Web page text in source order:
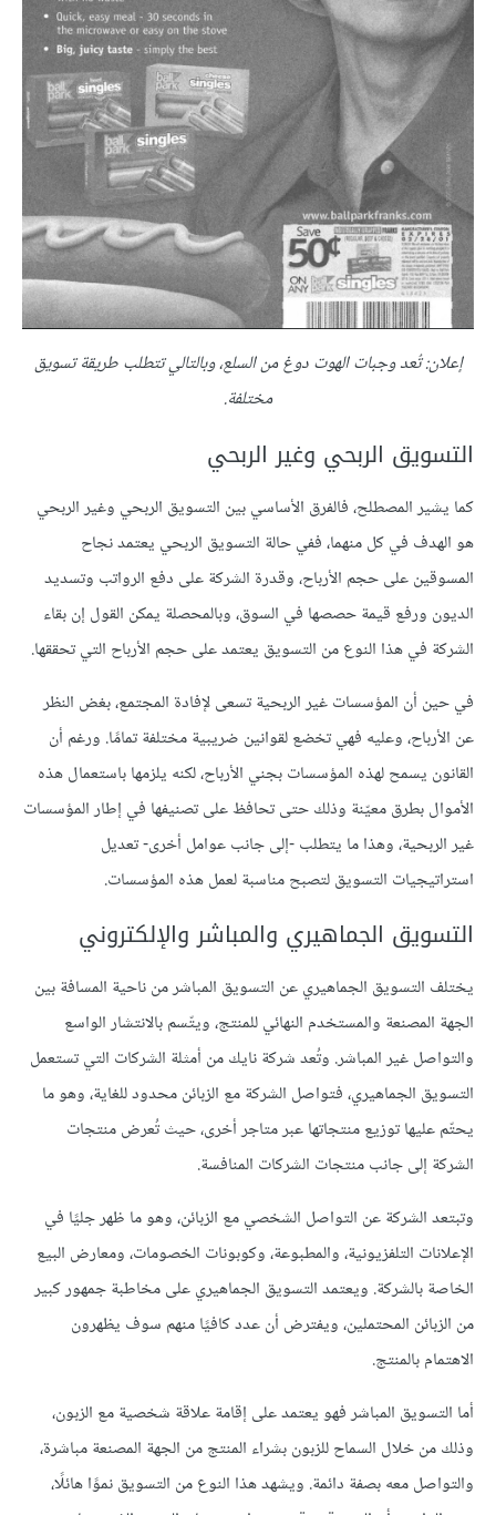
إعلان: تُعد وجبات الهوت دوغ من السلع، وبالتالي تتطلب طريقة تسويق
مختلفة.
التسويق الربحي وغير الربحي
كما يشير المصطلح، فالفرق الأساسي بين التسويق الربحي وغير الربحي
هو الهدف في كل منهما، ففي حالة التسويق الربحي يعتمد نجاح
المسوقين على حجم الأرباح، وقدرة الشركة على دفع الرواتب وتسديد
الديون ورفع قيمة حصصها في السوق، وبالمحصلة يمكن القول إن بقاء
الشركة في هذا النوع من التسويق يعتمد على حجم الأرباح التي تحققها.
في حين أن المؤسسات غير الربحية تسعى لإفادة المجتمع، بغض النظر
عن الأرباح، وعليه فهي تخضع لقوانين ضريبية مختلفة تمامًا. ورغم أن
القانون يسمح لهذه المؤسسات بجني الأرباح، لكنه يلزمها باستعمال هذه
الأموال بطرق معيّنة وذلك حتى تحافظ على تصنيفها في إطار المؤسسات
غير الربحية، وهذا ما يتطلب -إلى جانب عوامل أخرى- تعديل
استراتيجيات التسويق لتصبح مناسبة لعمل هذه المؤسسات.
التسويق الجماهيري والمباشر والإلكتروني
يختلف التسويق الجماهيري عن التسويق المباشر من ناحية المسافة بين
الجهة المصنعة والمستخدم النهائي للمنتج، ويتّسم بالانتشار الواسع
والتواصل غير المباشر. وتُعد شركة نايك من أمثلة الشركات التي تستعمل
التسويق الجماهيري، فتواصل الشركة مع الزبائن محدود للغاية، وهو ما
يحتّم عليها توزيع منتجاتها عبر متاجر أخرى، حيث تُعرض منتجات
الشركة إلى جانب منتجات الشركات المنافسة.
وتبتعد الشركة عن التواصل الشخصي مع الزبائن، وهو ما ظهر جليًا في
الإعلانات التلفزيونية، والمطبوعة، وكوبونات الخصومات، ومعارض البيع
الخاصة بالشركة. ويعتمد التسويق الجماهيري على مخاطبة جمهور كبير
من الزبائن المحتملين، ويفترض أن عدد كافيًا منهم سوف يظهرون
الاهتمام بالمنتج.
أما التسويق المباشر فهو يعتمد على إقامة علاقة شخصية مع الزبون،
وذلك من خلال السماح للزبون بشراء المنتج من الجهة المصنعة مباشرة،
والتواصل معه بصفة دائمة. ويشهد هذا النوع من التسويق نموًا هائلًا،